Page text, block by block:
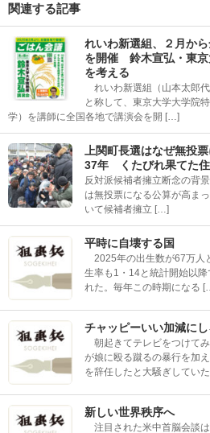
関連する記事
れいわ新選組、２月か
を開催 鈴木宣弘・東京
を考える
れいわ新選組（山本太郎代
と称して、東京大学大学院
学）を講師に全国各地で講演会を開 […]
上関町長選はなぜ無投
37年 くたびれ果てた
反対派候補者擁立断念の
は無投票になる公算が高ま
いて候補者擁立 […]
平時に自壊する国
2025年の出生数が67万人
生率も1・14と統計開始以
れた。毎年この時期になる
チャッピーいい加減にし
朝起きてテレビをつけて
が娘に殴る蹴るの暴行を加
を辞任したと大騒ぎしてい
新しい世界秩序へ
注目された米中首脳会談